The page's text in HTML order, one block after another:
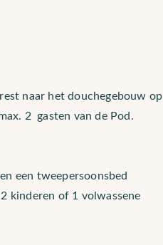
naar het douchegebouw op
2 gasten van de Pod.
een tweepersoonsbed
kinderen of 1 volwassene